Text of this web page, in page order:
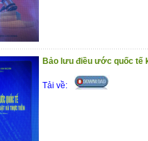
Bảo lưu điều ước quốc tế
Tải về: